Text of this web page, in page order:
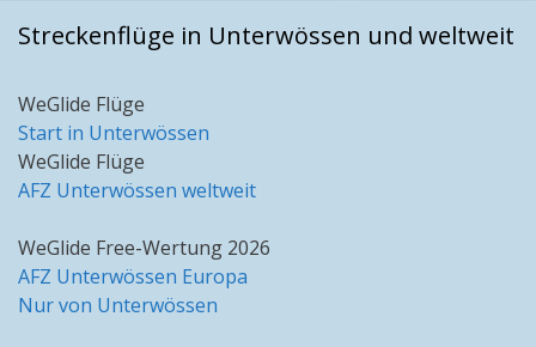
Streckenflüge in Unterwössen und weltweit
WeGlide Flüge
Start in Unterwössen
WeGlide Flüge
AFZ Unterwössen weltweit
WeGlide Free-Wertung 2026
AFZ Unterwössen Europa
Nur von Unterwössen